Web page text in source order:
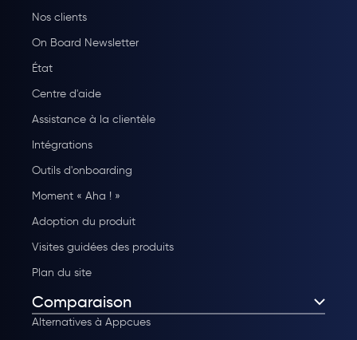
Nos clients
On Board Newsletter
État
Centre d'aide
Assistance à la clientèle
Intégrations
Outils d'onboarding
Moment « Aha ! »
Adoption du produit
Visites guidées des produits
Plan du site
Comparaison
Alternatives à Appcues